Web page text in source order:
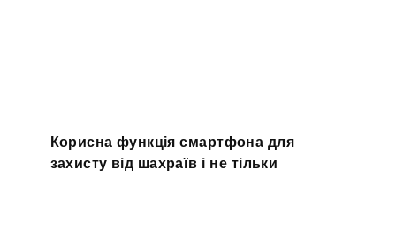
Корисна функція смартфона для
захисту від шахраїв і не тільки